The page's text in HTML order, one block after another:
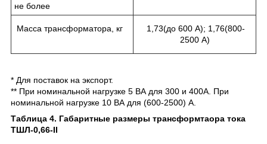
не более
Масса трансформатора, кг
1,73(до 600 А); 1,76(800-
2500 А)
* Для поставок на экспорт.
** При номинальной нагрузке 5 ВА для 300 и 400А. При
номинальной нагрузке 10 ВА для (600-2500) А.
Таблица 4. Габаритные размеры трансформтаора тока
ТШЛ-0,66-II